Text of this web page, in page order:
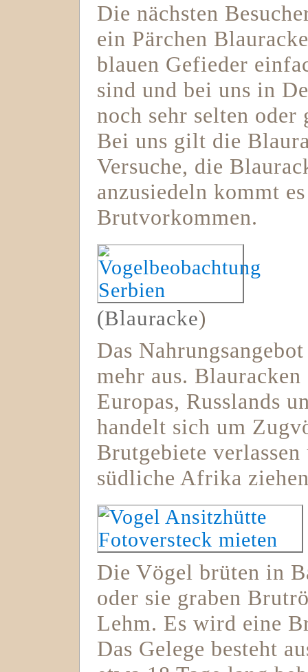
Die nächsten
ein Pärchen
blauen Gefieder
sind und bei uns in
noch sehr selten
Bei uns gilt die
Versuche, die
anzusiedeln kommt
Brutvorkommen.
(Blauracke)
Das
mehr aus.
Europas, Russlands
handelt sich um
Brutgebiete
südliche Afrika
Die Vögel brüten in
oder sie graben
Lehm. Es wird eine
Das Gelege besteht